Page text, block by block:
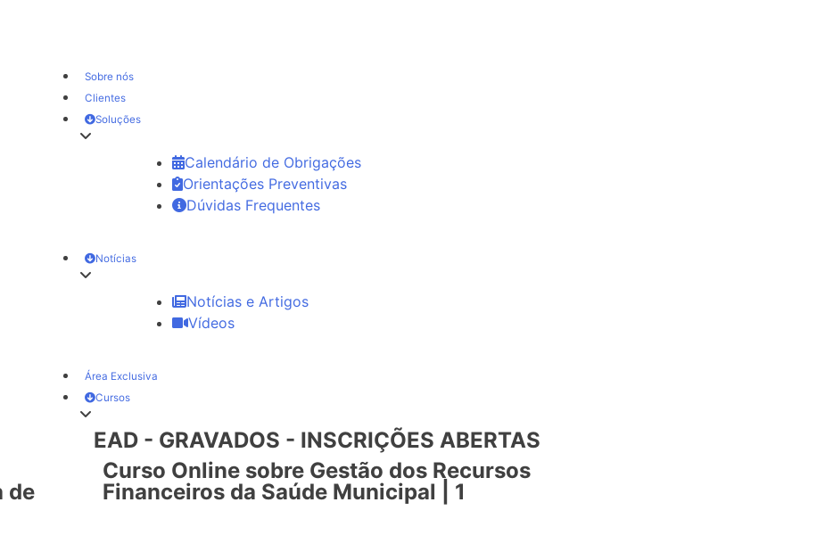
Sobre nós
Clientes
Soluções
Calendário de Obrigações
Orientações Preventivas
Dúvidas Frequentes
Notícias
Notícias e Artigos
Vídeos
Área Exclusiva
Cursos
de
EAD - GRAVADOS - INSCRIÇÕES ABERTAS
Curso Online sobre Gestão dos Recursos
Financeiros da Saúde Municipal | 1